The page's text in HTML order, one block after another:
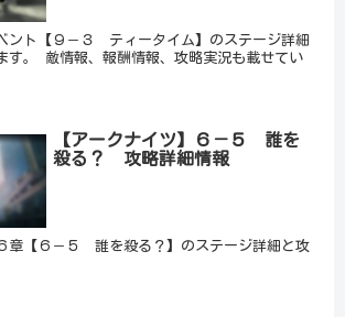
ント【９－３ ティータイム】のステージ詳細
す。 敵情報、報酬情報、攻略実況も載せてい
【アークナイツ】６－５ 誰を
殺る？ 攻略詳細情報
章【６－５ 誰を殺る？】のステージ詳細と攻